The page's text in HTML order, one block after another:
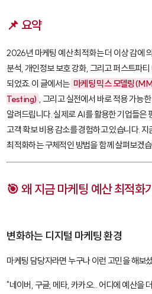
📌 요약
2026년 마케팅 예산 최적화는 더 이상 감에
분석, 개인정보 보호 강화, 그리고 퍼스트파
되었죠. 이 글에서는 마케팅 믹스 모델링
Testing)
, 그리고 실전에서 바로 적용 가능한
알려드립니다. 실제로 AI를 활용한 기업들
고객 확보 비용 감소를 경험하고 있습니다.
최적화하는 구체적인 방법을 함께 살펴보겠
🎯 왜 지금 마케팅 예산 최적화
변화하는 디지털 마케팅 환경
마케팅 담당자라면 누구나 이런 고민을 해보
"네이버, 구글, 메타, 카카오... 어디에 예산을